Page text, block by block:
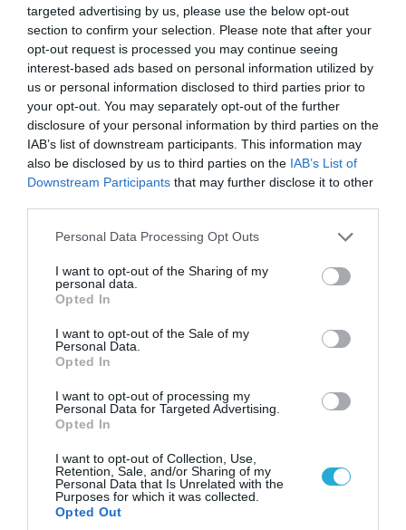
targeted advertising by us, please use the below opt-out
section to confirm your selection. Please note that after your
opt-out request is processed you may continue seeing
interest-based ads based on personal information utilized by
us or personal information disclosed to third parties prior to
your opt-out. You may separately opt-out of the further
disclosure of your personal information by third parties on the
IAB’s list of downstream participants. This information may
also be disclosed by us to third parties on the IAB’s List of
Downstream Participants that may further disclose it to other
Please note that this website/app uses one or more Google
not limited to your visit or usage behaviour. You may click to
grant or deny consent to Google and its third-party tags to
use your data for below specified purposes in below Google
consent section.
Personal Data Processing Opt Outs
I want to opt-out of the Sharing of my
personal data.
Opted In
I want to opt-out of the Sale of my
Personal Data.
Opted In
I want to opt-out of processing my
Personal Data for Targeted Advertising.
Opted In
I want to opt-out of Collection, Use,
Retention, Sale, and/or Sharing of my
Personal Data that Is Unrelated with the
Purposes for which it was collected.
Opted Out
07.08.2026 | 11:02